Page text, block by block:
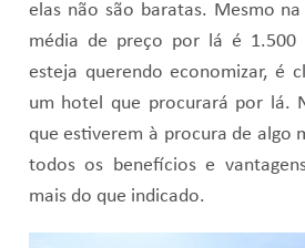
elas não são baratas. Mesmo
média de preço por lá é 1.500
esteja querendo economizar, é
um hotel que procurará por lá.
que estiverem à procura de algo
todos os benefícios e
mais do que indicado.